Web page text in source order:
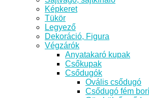
Képkeret
Tükör
Legyező
Dekoráció, Figura
Végzárók
Anyatakaró kupak
Csőkupak
Csődugók
Ovális csődugó
Csődugó fém